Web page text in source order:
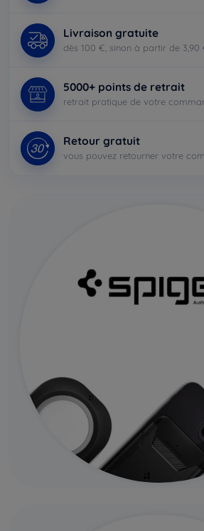
Livraison gratuite
dès 100 €, sinon à partir de 3,90
5000+ points de retrait
retrait pratique de votre
Retour gratuit
vous pouvez retourner votre